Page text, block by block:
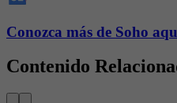
Conozca más de Soho
Contenido